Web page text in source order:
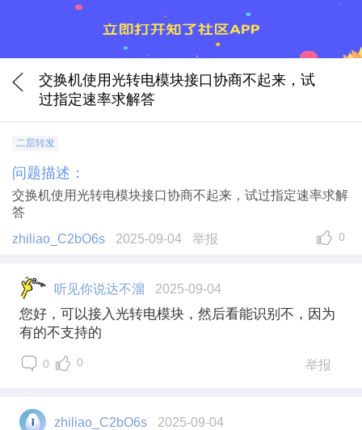
交换机使用光转电模块接口协商不起来，试
过指定速率求解答
二层转发
问题描述：
交换机使用光转电模块接口协商不起来，试过指定速率求解
答
zhiliao_C2bO6s
2025-09-04 举报 0
听见你说达不溜 2025-09-04
您好，可以接入光转电模块，然后看能识别不，因为
有的不支持的
0 0 举报
zhiliao_C2bO6s 2025-09-04